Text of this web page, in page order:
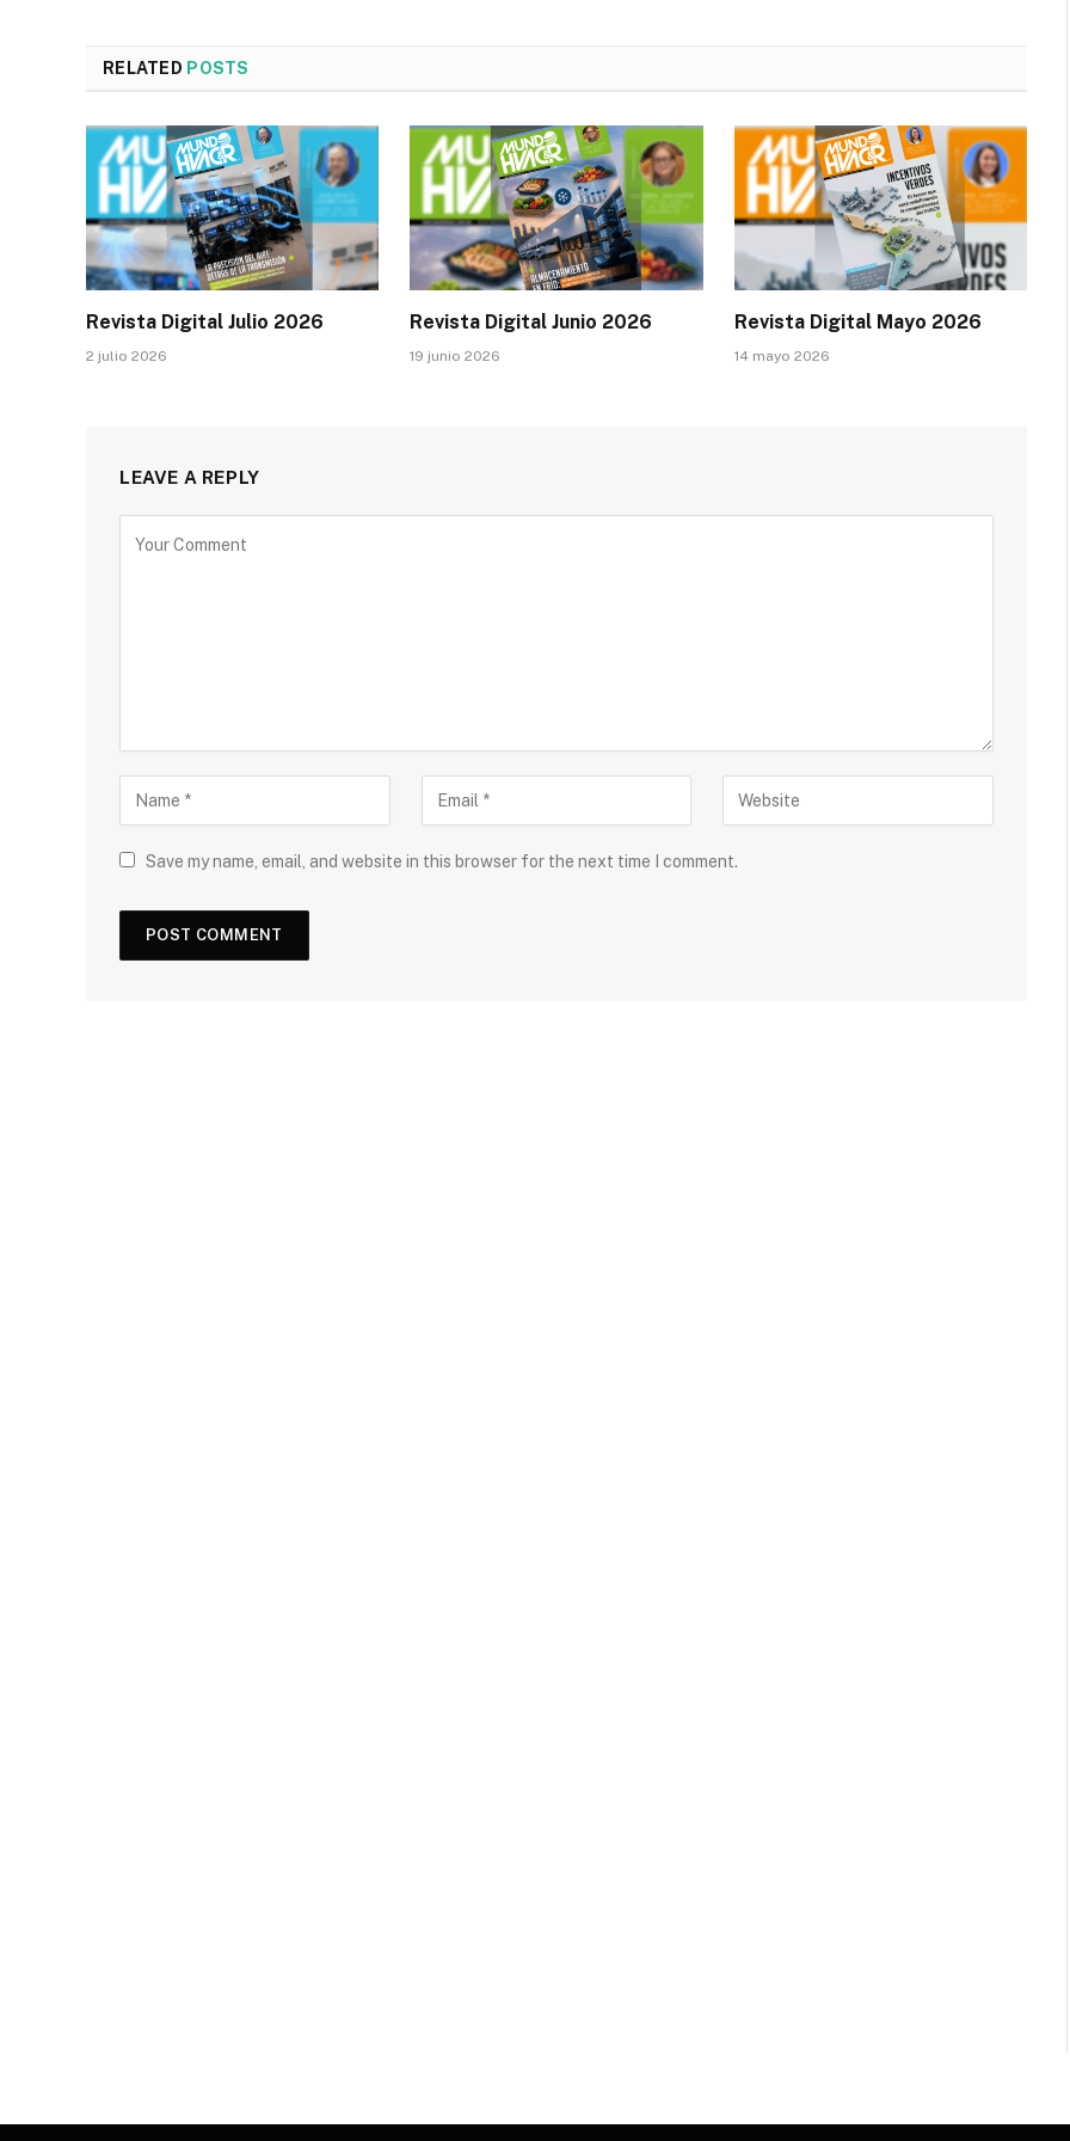
RELATED POSTS
Revista Digital Julio 2026
2 julio 2026
Revista Digital Junio 2026
19 junio 2026
Revista Digital Mayo 2026
14 mayo 2026
LEAVE A REPLY
Save my name, email, and website in this browser for the next time I comment.